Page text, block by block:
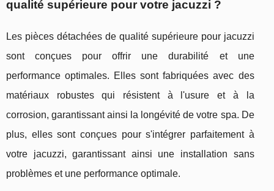
qualité supérieure pour votre jacuzzi ?
Les pièces détachées de qualité supérieure pour jacuzzi
sont conçues pour offrir une durabilité et une
performance optimales. Elles sont fabriquées avec des
matériaux robustes qui résistent à l'usure et à la
corrosion, garantissant ainsi la longévité de votre spa. De
plus, elles sont conçues pour s'intégrer parfaitement à
votre jacuzzi, garantissant ainsi une installation sans
problèmes et une performance optimale.